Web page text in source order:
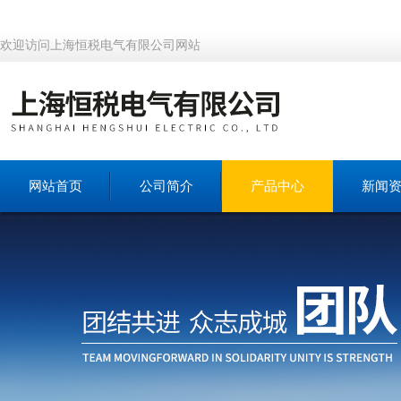
欢迎访问上海恒税电气有限公司网站
网站首页 公司简介 产品中心 新闻